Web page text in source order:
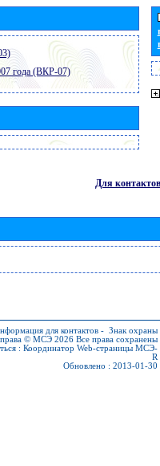
года (ВКР-07)
Для контактов
для контактов - Знак охраны
права © МСЭ 2026 Все права сохранены
: Координатор Web-страницы МСЭ-
R
Обновлено : 2013-01-30